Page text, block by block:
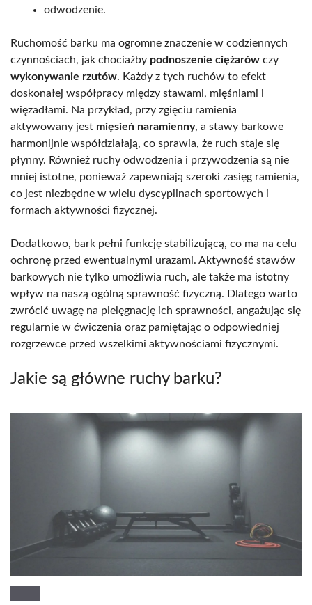
odwodzenie.
Ruchomość barku ma ogromne znaczenie w codziennych
czynnościach, jak chociażby podnoszenie ciężarów czy
wykonywanie rzutów. Każdy z tych ruchów to efekt
doskonałej współpracy między stawami, mięśniami i
więzadłami. Na przykład, przy zgięciu ramienia
aktywowany jest mięsień naramienny, a stawy barkowe
harmonijnie współdziałają, co sprawia, że ruch staje się
płynny. Również ruchy odwodzenia i przywodzenia są nie
mniej istotne, ponieważ zapewniają szeroki zasięg ramienia,
co jest niezbędne w wielu dyscyplinach sportowych i
formach aktywności fizycznej.
Dodatkowo, bark pełni funkcję stabilizującą, co ma na celu
ochronę przed ewentualnymi urazami. Aktywność stawów
barkowych nie tylko umożliwia ruch, ale także ma istotny
wpływ na naszą ogólną sprawność fizyczną. Dlatego warto
zwrócić uwagę na pielęgnację ich sprawności, angażując się
regularnie w ćwiczenia oraz pamiętając o odpowiedniej
rozgrzewce przed wszelkimi aktywnościami fizycznymi.
Jakie są główne ruchy barku?